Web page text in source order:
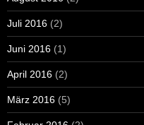
Juli 2016 (2)
Juni 2016 (1)
April 2016 (2)
März 2016 (5)